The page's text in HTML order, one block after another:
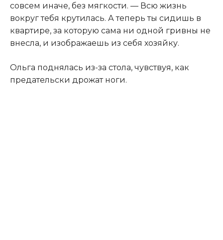
совсем иначе, без мягкости. — Всю жизнь
вокруг тебя крутилась. А теперь ты сидишь в
квартире, за которую сама ни одной гривны не
внесла, и изображаешь из себя хозяйку.
Ольга поднялась из-за стола, чувствуя, как
предательски дрожат ноги.